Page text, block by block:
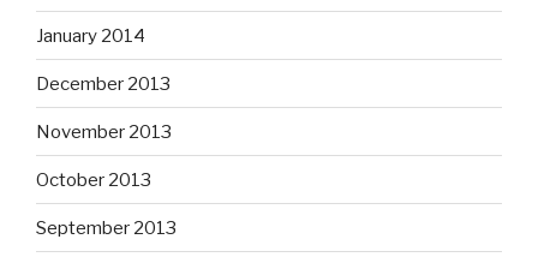
January 2014
December 2013
November 2013
October 2013
September 2013